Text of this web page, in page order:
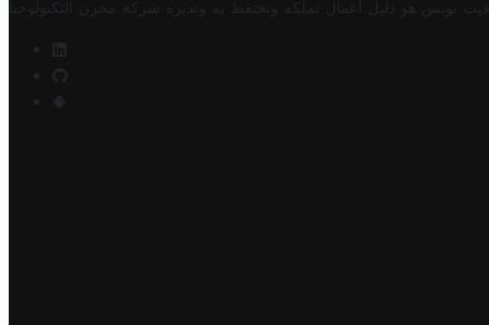
تونس هو دليل أعمال تملكه وتحتفظ به وتديره شركة مخزن التكنولوجيا